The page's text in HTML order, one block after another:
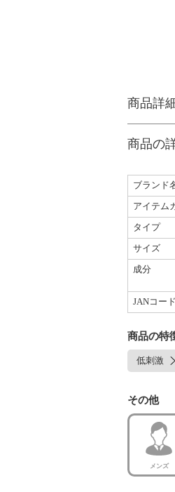
商品詳
商品の
ブランド
アイテム
タイプ
サイズ
成分
JANコード
商品の特
低刺激
その他
メンズ